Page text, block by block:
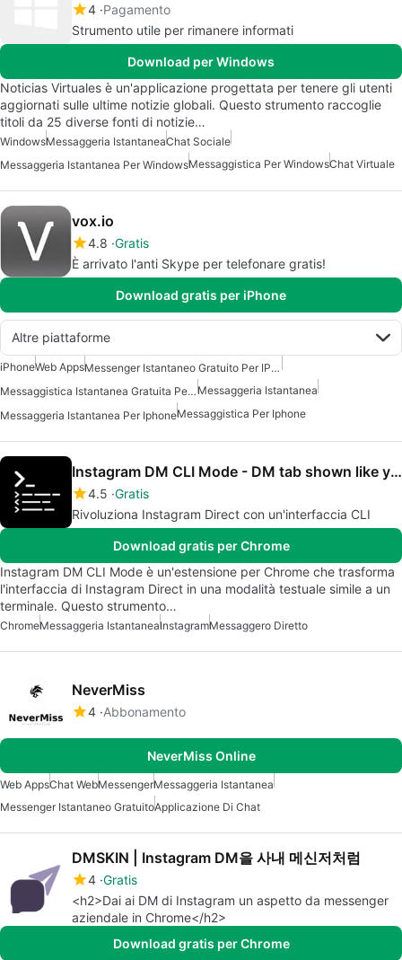
4 Pagamento
Strumento utile per rimanere informati
Download per Windows
Noticias Virtuales è un'applicazione progettata per tenere gli utenti
aggiornati sulle ultime notizie globali. Questo strumento raccoglie
titoli da 25 diverse fonti di notizie…
WindowsMessaggeria IstantaneaChat Sociale
Messaggeria Istantanea Per WindowsMessaggistica Per WindowsChat Virtuale
vox.io
4.8 Gratis
È arrivato l'anti Skype per telefonare gratis!
Download gratis per iPhone
Altre piattaforme
iPhoneWeb Apps
Messenger Istantaneo Gratuito Per IPhone
Messaggistica Istantanea Gratuita Per IphoneMessaggeria Istantanea
Messaggeria Istantanea Per IphoneMessaggistica Per Iphone
Instagram DM CLI Mode - DM tab shown like you're coding
4.5 Gratis
Rivoluziona Instagram Direct con un'interfaccia CLI
Download gratis per Chrome
Instagram DM CLI Mode è un'estensione per Chrome che trasforma
l'interfaccia di Instagram Direct in una modalità testuale simile a un
terminale. Questo strumento…
ChromeMessaggeria IstantaneaInstagramMessaggero Diretto
NeverMiss
4 Abbonamento
NeverMiss Online
Web AppsChat WebMessengerMessaggeria Istantanea
Messenger Istantaneo GratuitoApplicazione Di Chat
DMSKIN | Instagram DM을 사내 메신저처럼
4 Gratis
<h2>Dai ai DM di Instagram un aspetto da messenger
aziendale in Chrome</h2>
Download gratis per Chrome